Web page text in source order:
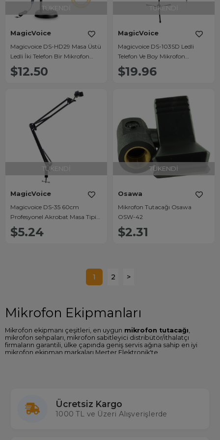
TÜKENDI
MagicVoice
Magicvoice DS-HD29 Masa Üstü
Ledli İki Telefon Bir Mikrofon
Tutacağı
$12.50
TÜKENDI
MagicVoice
Magicvoice DS-103SD Ledli
Telefon Ve Boy Mikrofon
Tutacağı
$19.96
TÜKENDI
MagicVoice
Magicvoice DS-35 60cm
Profesyonel Akrobat Masa Tipi
Telefon Standı
$5.24
TÜKENDI
Osawa
Mikrofon Tutacağı Osawa
OSW-42
$2.31
1 2 >
Mikrofon Ekipmanları
Mikrofon ekipmanı çeşitleri, en uygun mikrofon tutacağı
mikrofon sehpaları, mikrofon sabitleyici distribütör/ithalatçı
firmaların garantili, ülke çapında geniş servis ağına sahip en iyi
mikrofon ekipman markaları Merter Elektronik'te.
karşılaştırabilir en ucuz
mikrofon ekipmanları fiyatları
Türkiye'nin en büyük gerçek stok çalışan toptan ve perakende
elektronik mağazası Merterelektronik.com'dan satın alabilirsiniz.
Ücretsiz Kargo
1000 TL ve Üzeri Alışverişlerde